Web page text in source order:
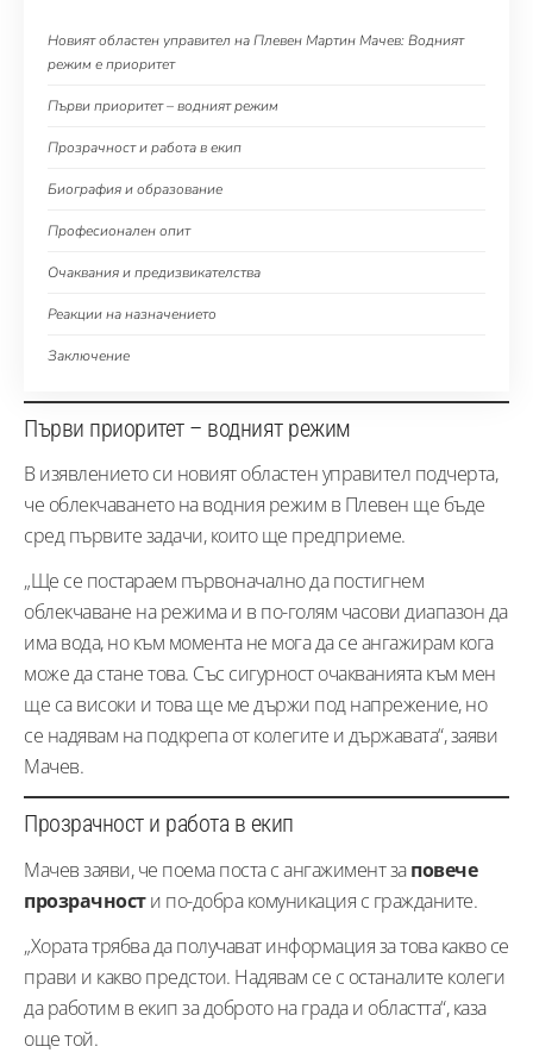
Новият областен управител на Плевен Мартин Мачев: Водният
режим е приоритет
Първи приоритет – водният режим
Прозрачност и работа в екип
Биография и образование
Професионален опит
Очаквания и предизвикателства
Реакции на назначението
Заключение
Първи приоритет – водният режим
В изявлението си новият областен управител подчерта,
че облекчаването на водния режим в Плевен ще бъде
сред първите задачи, които ще предприеме.
„Ще се постараем първоначално да постигнем
облекчаване на режима и в по-голям часови диапазон да
има вода, но към момента не мога да се ангажирам кога
може да стане това. Със сигурност очакванията към мен
ще са високи и това ще ме държи под напрежение, но
се надявам на подкрепа от колегите и държавата“, заяви
Мачев.
Прозрачност и работа в екип
Мачев заяви, че поема поста с ангажимент заповече
прозрачности по-добра комуникация с гражданите.
„Хората трябва да получават информация за това какво се
прави и какво предстои. Надявам се с останалите колеги
да работим в екип за доброто на града и областта“, каза
още той.